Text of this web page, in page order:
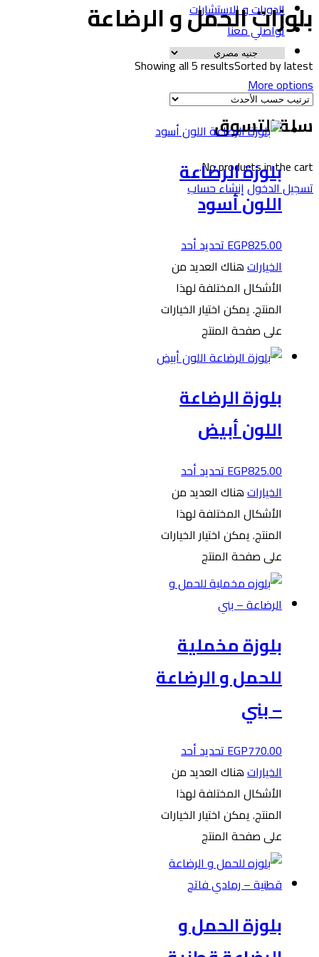
الدورات و الاستشارات
تواصلي معنا
More
التسوق
No products in the
الدخول إنشاء حساب
الحمل و الرضاعة
Showing all 5 resultsSorted by
بلوزة الرضاعة
اللون أسود
EGP825.00
تحديد أحد
الخياراتهناك العديد من
الأشكال المختلفة لهذا
المنتج. يمكن اختيار الخيارات
على صفحة المنتج
بلوزة الرضاعة
اللون أبيض
EGP825.00
تحديد أحد
الخياراتهناك العديد من
الأشكال المختلفة لهذا
المنتج. يمكن اختيار الخيارات
على صفحة المنتج
بلوزة مخملية
للحمل و الرضاعة
– بني
EGP770.00
تحديد أحد
الخياراتهناك العديد من
الأشكال المختلفة لهذا
المنتج. يمكن اختيار الخيارات
على صفحة المنتج
بلوزة الحمل و